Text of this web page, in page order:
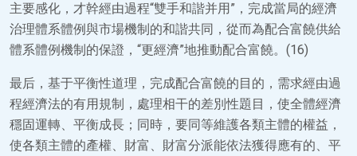
主要感化，才幹經由過程“雙手和諧并用”，完成當局的經濟
治理體系體例與市場機制的和諧共同，從而為配合富饒供給
體系體例機制的保證，“更經濟”地推動配合富饒。(16)
最后，基于平衡性道理，完成配合富饒的目的，需求經由過
程經濟法的有用規制，處理相干的差別性題目，使全體經濟
穩固運轉、平衡成長；同時，要同等維護各類主體的權益，
使各類主體的產權、財富、財富分派能依法獲得應有的、平